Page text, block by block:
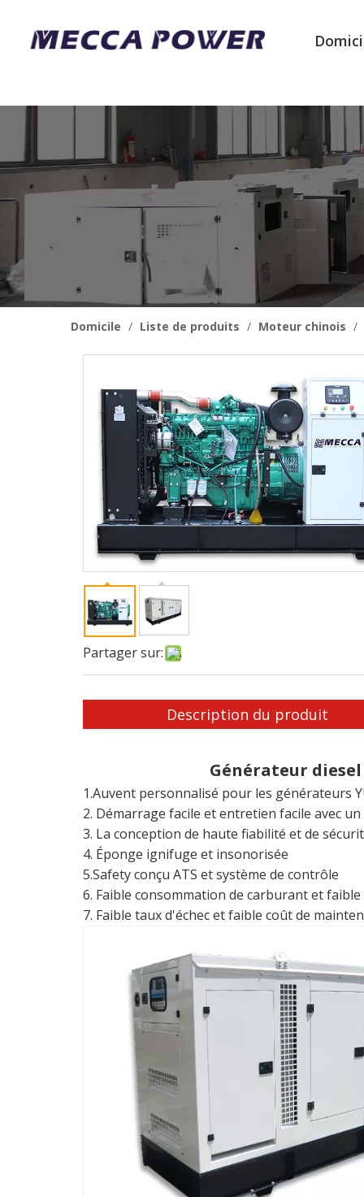
Domicile / Liste de produits / Moteur chinois /
Partager sur:
Description du produit
Générateur
1.Auvent personnalisé pour les générateurs
2. Démarrage facile et entretien facile avec un
3. La conception de haute fiabilité et de
4. Éponge ignifuge et insonorisée
5.Safety conçu ATS et système de contrôle
6. Faible consommation de carburant et
7. Faible taux d'échec et faible coût de